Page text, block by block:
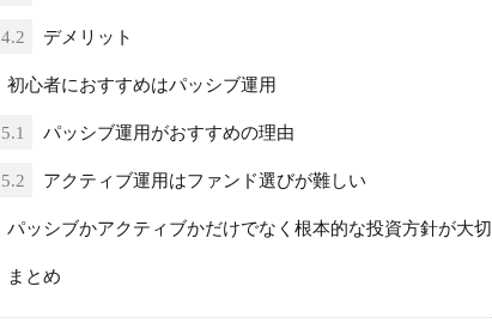
4.2 デメリット
初心者におすすめはパッシブ運用
5.1 パッシブ運用がおすすめの理由
5.2 アクティブ運用はファンド選びが難しい
パッシブかアクティブかだけでなく根本的な投資方針が大切
まとめ